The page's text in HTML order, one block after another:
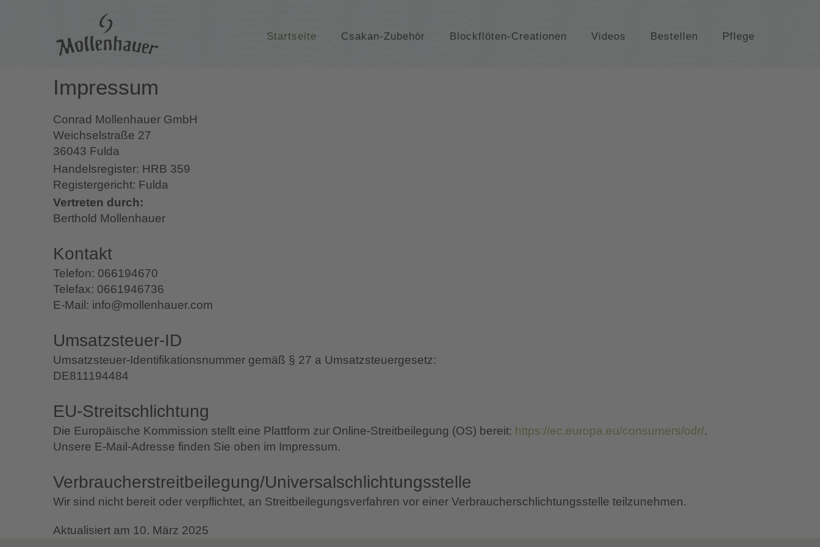
Startseite Csakan-Zubehör Blockflöten-Creationen Videos Bestellen Pflege
Impressum
Conrad Mollenhauer GmbH
Weichselstraße 27
36043 Fulda
Handelsregister: HRB 359
Registergericht: Fulda
Vertreten durch:
Berthold Mollenhauer
Kontakt
Telefon: 066194670
Telefax: 0661946736
E-Mail: info@mollenhauer.com
Umsatzsteuer-ID
Umsatzsteuer-Identifikationsnummer gemäß § 27 a Umsatzsteuergesetz:
DE811194484
EU-Streitschlichtung
Die Europäische Kommission stellt eine Plattform zur Online-Streitbeilegung (OS) bereit: https://ec.europa.eu/consumers/odr/.
Unsere E-Mail-Adresse finden Sie oben im Impressum.
Verbraucher­streit­beilegung/Universal­schlichtungs­stelle
Wir sind nicht bereit oder verpflichtet, an Streitbeilegungsverfahren vor einer Verbraucherschlichtungsstelle teilzunehmen.
Aktualisiert am 10. März 2025